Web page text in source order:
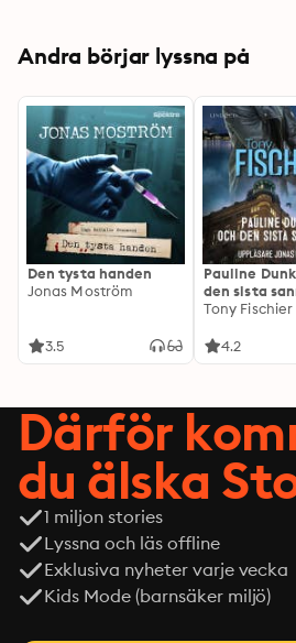
Andra börjar lyssna på
Den tysta handen
Jonas Moström
3.5
Pauline
den sista
Tony Fischier
4.2
Därför
du älska
1 miljon stories
Lyssna och läs offline
Exklusiva nyheter varje vecka
Kids Mode (barnsäker miljö)